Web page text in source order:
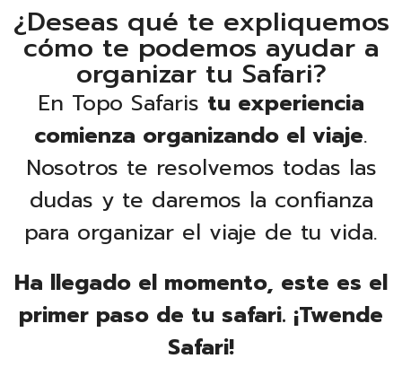
¿Deseas qué te expliquemos
cómo te podemos ayudar a
organizar tu Safari?
En Topo Safaris tu experiencia
comienza organizando el viaje.
Nosotros te resolvemos todas las
dudas y te daremos la confianza
para organizar el viaje de tu vida.
Ha llegado el momento, este es el
primer paso de tu safari. ¡Twende
Safari!